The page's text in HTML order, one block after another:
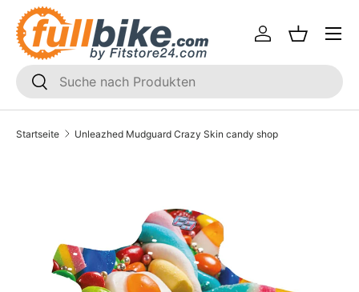
Direkt zum Inhalt
SUCHEN
Suchen
Einloggen
Menü
Startseite Unleazhed Mudguard Crazy Skin candy shop